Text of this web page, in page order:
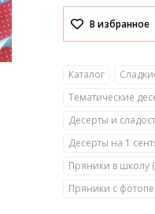
Каталог
Тематические
Десерты на 1
Пряники с